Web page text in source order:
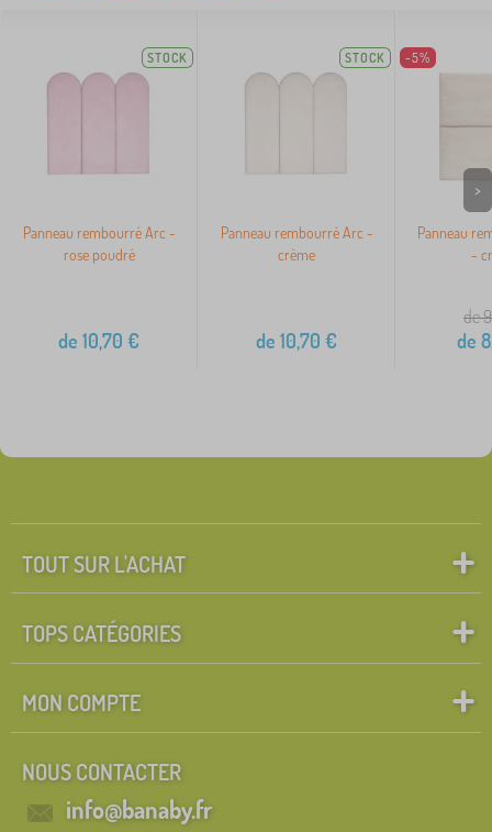
STOCK
Panneau rembourré Arc -
rose poudré
de 10,70 €
STOCK
Panneau rembourré Arc -
crème
de 10,70 €
-5%
Panneau
-
de
de
>
TOUT SUR L'ACHAT
TOPS CATÉGORIES
MON COMPTE
NOUS CONTACTER
info@banaby.fr